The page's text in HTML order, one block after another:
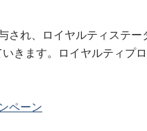
され、ロイヤルティステー
きます。ロイヤルティプ
ペーン